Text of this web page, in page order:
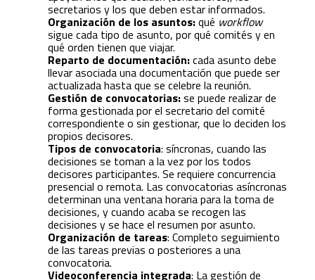
secretarios y los que deben estar informados.
Organización de los asuntos:qué workflow
sigue cada tipo de asunto, por qué comités y en
qué orden tienen que viajar.
Reparto de documentación:cada asunto debe
llevar asociada una documentación que puede ser
actualizada hasta que se celebre la reunión.
Gestión de convocatorias:se puede realizar de
forma gestionada por el secretario del comité
correspondiente o sin gestionar, que lo deciden los
propios decisores.
Tipos de convocatoria: síncronas, cuando las
decisiones se toman a la vez por los todos
decisores participantes. Se requiere concurrencia
presencial o remota. Las convocatorias asíncronas
determinan una ventana horaria para la toma de
decisiones, y cuando acaba se recogen las
decisiones y se hace el resumen por asunto.
Organización de tareas: Completo seguimiento
de las tareas previas o posteriores a una
convocatoria.
Videoconferencia integrada: La gestión de